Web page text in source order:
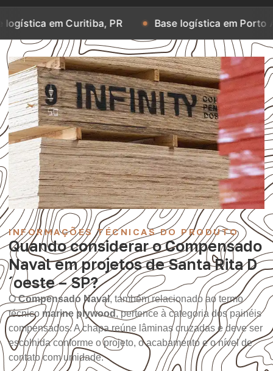
Curitiba, PR Base logística em Porto Alegre, RS
INFORMAÇÕES TÉCNICAS DO PRODUTO
Quando considerar o Compensado
Naval em projetos de Santa Rita D
´oeste – SP?
OCompensado Naval, também relacionado ao termo
técnico marine plywood, pertence à categoria dos painéis
compensados. A chapa reúne lâminas cruzadas e deve ser
escolhida conforme o projeto, o acabamento e o nível de
contato com umidade.